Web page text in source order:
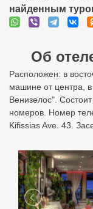
Kifissias Ave. 43.
Подбор